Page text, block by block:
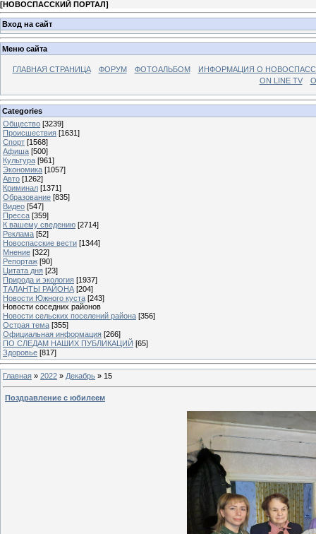
[НОВОСПАССКИЙ ПОРТАЛ]
Вход на сайт
Меню сайта
ГЛАВНАЯ СТРАНИЦА ФОРУМ ФОТОАЛЬБОМ
ИНФОРМАЦИЯ О
ON LINE TV
Categories
Общество [3239]
Происшествия [1631]
Спорт [1568]
Афиша [500]
Культура [961]
Экономика [1057]
Авто [1262]
Криминал [1371]
Образование [835]
Видео [547]
Пресса [359]
К вашему сведению [2714]
Реклама [52]
Новоспасские вести [1344]
Мнение [322]
Репортаж [90]
Цитата дня [23]
Природа и экология [1937]
ТАЛАНТЫ РАЙОНА [204]
Новости Южного куста [243]
Новости соседних районов
Новости сельских поселений района [356]
Острая тема [355]
Официальная информация [266]
ПО СЛЕДАМ НАШИХ ПУБЛИКАЦИЙ [65]
Здоровье [817]
Главная » 2022 » Декабрь » 15
Поздравление с юбилеем